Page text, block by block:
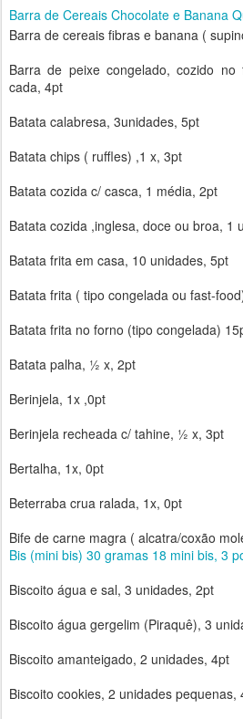
Barra de Cereais Chocolate e Banana
Barra de cereais fibras e banana (
Barra de peixe congelado, cozido
cada, 4pt
Batata calabresa, 3unidades, 5pt
Batata chips ( ruffles) ,1 x, 3pt
Batata cozida c/ casca, 1 média, 2pt
Batata cozida ,inglesa, doce ou broa, 1
Batata frita em casa, 10 unidades, 5pt
Batata frita ( tipo congelada ou fast-
Batata frita no forno (tipo congelada)
Batata palha, ½ x, 2pt
Berinjela, 1x ,0pt
Berinjela recheada c/ tahine, ½ x, 3pt
Bertalha, 1x, 0pt
Beterraba crua ralada, 1x, 0pt
Bife de carne magra ( alcatra/coxão
Bis (mini bis) 30 gramas 18 mini bis, 3
Biscoito água e sal, 3 unidades, 2pt
Biscoito água gergelim (Piraquê), 3
Biscoito amanteigado, 2 unidades, 4pt
Biscoito cookies, 2 unidades pequenas,